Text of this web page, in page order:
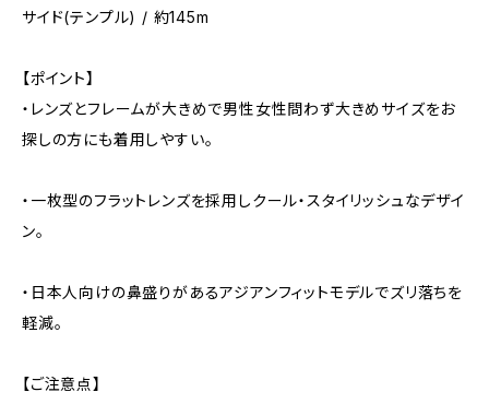
サイド(テンプル) / 約145m
【ポイント】
・レンズとフレームが大きめで男性女性問わず大きめサイズをお
探しの方にも着用しやすい。
・一枚型のフラットレンズを採用しクール・スタイリッシュなデザイ
ン。
・日本人向けの鼻盛りがあるアジアンフィットモデルでズリ落ちを
軽減。
【ご注意点】